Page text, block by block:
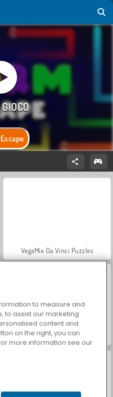
VegaMix Da Vinci Puzzles
ASMR Makeover & Makeup Studio
to measure and
to assist our marketing
content and
on the right, you can
more information see our